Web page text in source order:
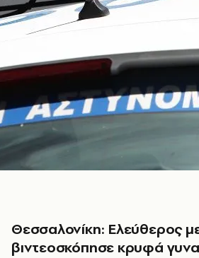
Θεσσαλονίκη: Ελεύθερος
βιντεοσκόπησε κρυφά